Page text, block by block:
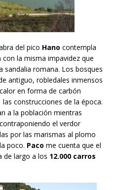
del pico Hano contempla
la misma impavidez que
sandalia romana. Los bosques
antiguo, robledales inmensos
en forma de carbón
construcciones de la época.
a la población mientras
el verdor
por las marismas al plomo
poco. Paco me cuenta que el
de largo a los 12.000 carros